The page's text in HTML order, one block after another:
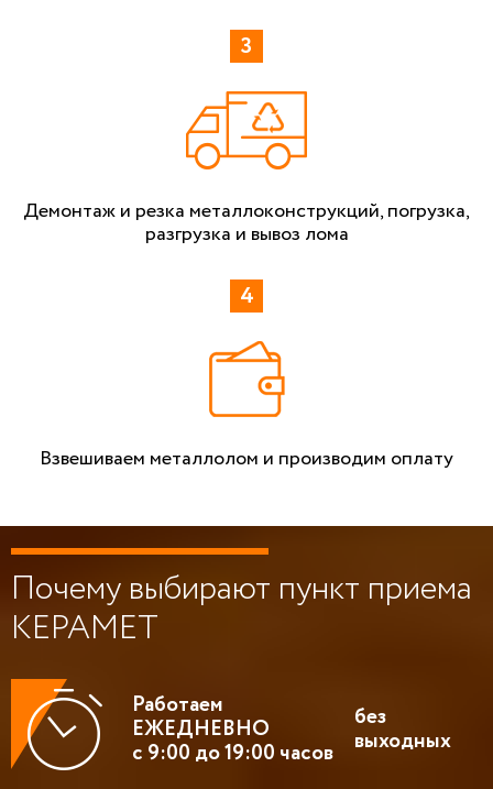
Демонтаж и резка металлоконструкций, погрузка,
разгрузка и вывоз лома
Взвешиваем металлолом и производим оплату
Почему выбирают пункт приема
КЕРАМЕТ
Работаем
ЕЖЕДНЕВНО
с 9:00 до 19:00 часов
без
выходных